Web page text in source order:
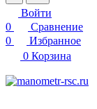
Войти
0
Сравнение
0
Избранное
0 Корзина